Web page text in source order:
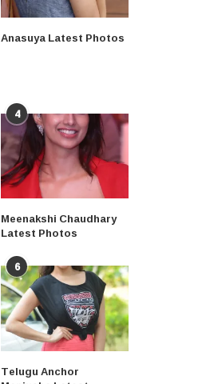
Anasuya Latest Photos
4
Meenakshi Chaudhary
Latest Photos
6
Telugu Anchor